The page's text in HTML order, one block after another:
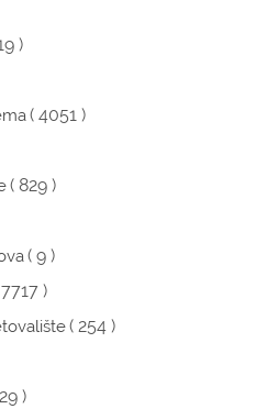
)
( 4051 )
( 829 )
( 9 )
)
( 254 )
)